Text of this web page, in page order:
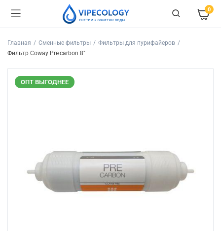
0
Главная Сменные фильтры
Фильтры для пурифайеров
Фильтр Coway Pre carbon 8″
ОПТ ВЫГОДНЕЕ